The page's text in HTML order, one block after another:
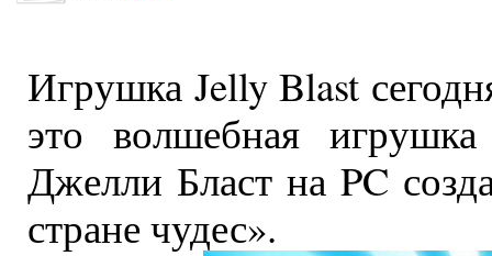
Игрушка Jelly Blast
это волшебная
Джелли Бласт на PC
стране чудес».